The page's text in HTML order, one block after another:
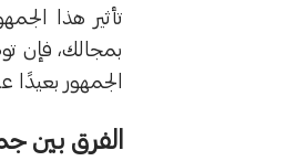
تأثير هذا
بمجالك، فإن
الجمهور
الفرق بين